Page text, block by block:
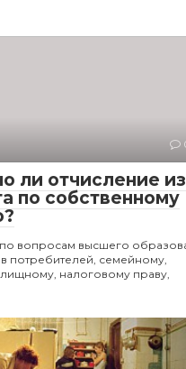
ли отчисление из
по собственному
по вопросам высшего
потребителей, семейному,
налоговому праву,